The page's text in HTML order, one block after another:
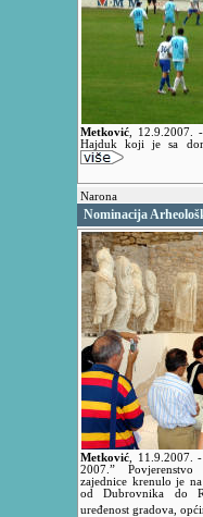
Metković 12.9.2007.
Hajduk koji je sa
Narona
Nominacija
Metković 11.9.2007.
2007.”
zajednice krenulo je
od Dubrovnika do
uređenost gradova,